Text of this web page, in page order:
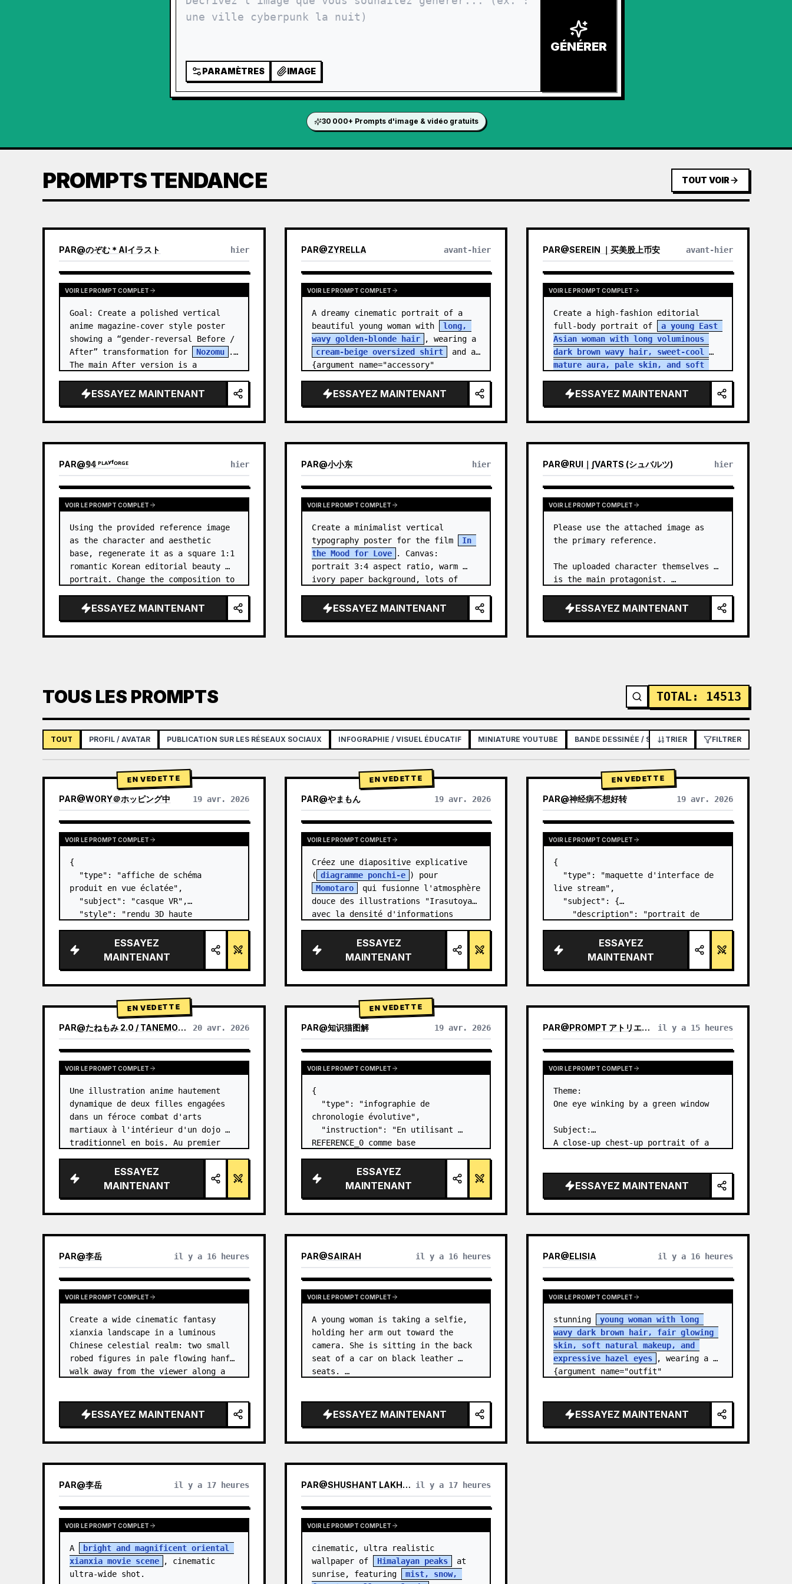
PARAMÈTRES IMAGE
GÉNÉRER
30 000+ Prompts d'image & vidéo gratuits
PROMPTS TENDANCE TOUT VOIR
PAR@のぞむ＊AIイラスト hier
VOIR LE PROMPT COMPLET
Goal: Create a polished vertical
anime magazine-cover style poster
showing a “gender-reversal Before /
After” transformation for
Nozomu
.
The main After version is a
boy who preserves…
ESSAYEZ MAINTENANT
PAR@ZYRELLA avant-hier
VOIR LE PROMPT COMPLET
A dreamy cinematic portrait of a
beautiful young woman with
long,
wavy golden-blonde hair
, wearing a
cream-beige oversized shirt
and a
{argument name="accessory"
ESSAYEZ MAINTENANT
PAR@SEREIN ｜买美股上币安 avant-hier
VOIR LE PROMPT COMPLET
Create a high-fashion editorial
full-body portrait of
a young East
Asian woman with long voluminous
dark brown wavy hair, sweet-cool
mature aura, pale skin, and soft
in an aband…
ESSAYEZ MAINTENANT
PAR@𝟡𝟜 ᴾᴸᴬʸᶠᴼᴿᴳᴱ hier
VOIR LE PROMPT COMPLET
Using the provided reference image
as the character and aesthetic
base, regenerate it as a square 1:1
romantic Korean editorial beauty
portrait. Change the composition to
the subject facing right, eyes
closed, gently smellin…
ESSAYEZ MAINTENANT
PAR@小小东 hier
VOIR LE PROMPT COMPLET
Create a minimalist vertical
typography poster for the film
In
the Mood for Love
. Canvas:
portrait 3:4 aspect ratio, warm
ivory paper background, lots of
composition. …
ESSAYEZ MAINTENANT
PAR@RUI｜∫VARTS (シュバルツ) hier
VOIR LE PROMPT COMPLET
Please use the attached image as
the primary reference.
The uploaded character themselves
is the main protagonist. …
ESSAYEZ MAINTENANT
TOUS LES PROMPTS TOTAL: 14513
TOUT PROFIL / AVATAR PUBLICATION SUR LES RÉSEAUX SOCIAUX INFOGRAPHIE / VISUEL ÉDUCATIF MINIATURE YOUTUBE BANDE DESSINÉE / STORYBOARD AFFICHE / FLYER
TRIER FILTRER
EN VEDETTE
PAR@WORY＠ホッピング中 19 avr. 2026
VOIR LE PROMPT COMPLET
{
  "type": "affiche de schéma
produit en vue éclatée",
  "subject": "casque VR",
  "style": "rendu 3D haute
studio, accents lumineux",
  "background": "{argument
ESSAYEZ
MAINTENANT
EN VEDETTE
PAR@やまもん 19 avr. 2026
VOIR LES RÉSULTATS D'AUTRES MODÈLES
VOIR LE PROMPT COMPLET
Créez une diapositive explicative
( diagramme ponchi-e
) pour
Momotaro
qui fusionne l'atmosphère
douce des illustrations "Irasutoya"
avec la densité d'informations
ESSAYEZ
MAINTENANT
EN VEDETTE
PAR@神经病不想好转 19 avr. 2026
VOIR LE PROMPT COMPLET
{
  "type": "maquette d'interface de
live stream",
  "subject": {
shirt noir avec un graphique
technique blanc",
ESSAYEZ
MAINTENANT
EN VEDETTE
PAR@たねもみ 2.0 / TANEMOMI VER2.0 20 avr. 2026
VOIR LE PROMPT COMPLET
Une illustration anime hautement
dynamique de deux filles engagées
dans un féroce combat d'arts
martiaux à l'intérieur d'un dojo
traditionnel en bois. Au premier
name="character 1 hair"
default="des cheveux noirs en
ESSAYEZ
MAINTENANT
EN VEDETTE
PAR@知识猫图解 19 avr. 2026
VOIR LE PROMPT COMPLET
{
  "type": "infographie de
chronologie évolutive",
  "instruction": "En utilisant
REFERENCE_0 comme base
vectoriel plat en une infographie
3D hautement réaliste. Remplacez
ESSAYEZ
MAINTENANT
PAR@PROMPT アトリエ｜AI画像プロンプト il y a 15 heures
VOIR LE PROMPT COMPLET
Theme:
One eye winking by a green window
Subject:
A close-up chest-up portrait of a
one hand and smiling with one eye
ESSAYEZ MAINTENANT
PAR@李岳 il y a 16 heures
VOIR LE PROMPT COMPLET
Create a wide cinematic fantasy
xianxia landscape in a luminous
Chinese celestial realm: two small
robed figures in pale flowing hanfu
walk away from the viewer along a
from a mirror-still l…
ESSAYEZ MAINTENANT
PAR@SAIRAH il y a 16 heures
VOIR LE PROMPT COMPLET
A young woman is taking a selfie,
holding her arm out toward the
camera. She is sitting in the back
seat of a car on black leather
seats. …
ESSAYEZ MAINTENANT
PAR@ELISIA il y a 16 heures
VOIR LE PROMPT COMPLET
stunning
young woman with long
wavy dark brown hair, fair glowing
skin, soft natural makeup, and
expressive hazel eyes
, wearing a
{argument name="outfit"
ESSAYEZ MAINTENANT
PAR@李岳 il y a 17 heures
VOIR LE PROMPT COMPLET
A
bright and magnificent oriental
xianxia movie scene
, cinematic
ultra-wide shot.
PAR@SHUSHANT LAKHYANI il y a 17 heures
VOIR LE PROMPT COMPLET
cinematic, ultra realistic
wallpaper of
Himalayan peaks
at
sunrise, featuring
mist, snow,